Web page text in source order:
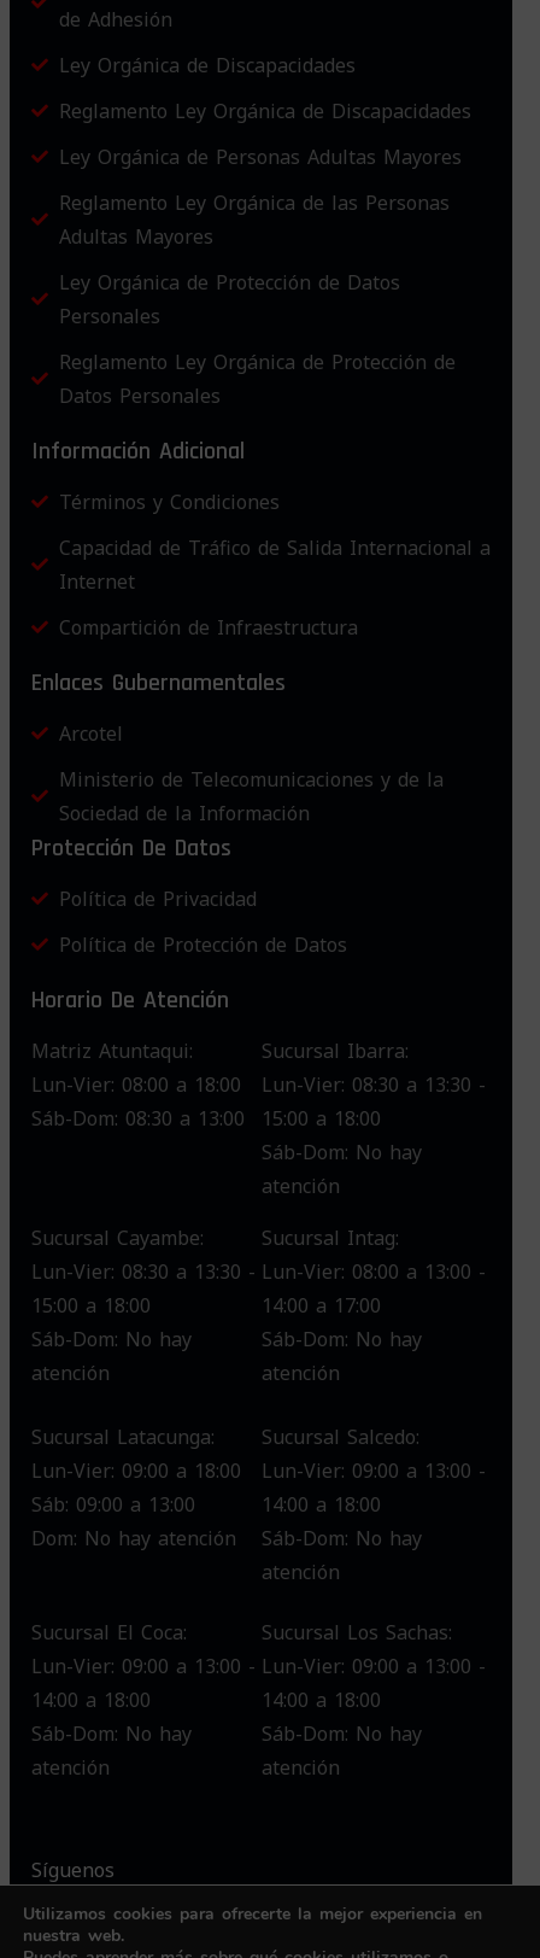
de Adhesión
Ley Orgánica de Discapacidades
Reglamento Ley Orgánica de Discapacidades
Ley Orgánica de Personas Adultas Mayores
Reglamento Ley Orgánica de las Personas
Adultas Mayores
Ley Orgánica de Protección de Datos
Personales
Reglamento Ley Orgánica de Protección de
Datos Personales
Información Adicional
Términos y Condiciones
Capacidad de Tráfico de Salida Internacional a
Internet
Compartición de Infraestructura
Enlaces Gubernamentales
Arcotel
Ministerio de Telecomunicaciones y de la
Sociedad de la Información
Protección De Datos
Política de Privacidad
Política de Protección de Datos
Horario De Atención
Matriz Atuntaqui:
Lun-Vier: 08:00 a 18:00
Sáb-Dom: 08:30 a 13:00
Sucursal Ibarra:
Lun-Vier: 08:30 a 13:30 -
15:00 a 18:00
Sáb-Dom: No hay
atención
Sucursal Cayambe:
Lun-Vier: 08:30 a 13:30 -
15:00 a 18:00
Sáb-Dom: No hay
atención
Sucursal Intag:
Lun-Vier: 08:00 a 13:00 -
14:00 a 17:00
Sáb-Dom: No hay
atención
Sucursal Latacunga:
Lun-Vier: 09:00 a 18:00
Sáb: 09:00 a 13:00
Dom: No hay atención
Sucursal Salcedo:
Lun-Vier: 09:00 a 13:00 -
14:00 a 18:00
Sáb-Dom: No hay
atención
Sucursal El Coca:
Lun-Vier: 09:00 a 13:00 -
14:00 a 18:00
Sáb-Dom: No hay
atención
Sucursal Los Sachas:
Lun-Vier: 09:00 a 13:00 -
14:00 a 18:00
Sáb-Dom: No hay
atención
Síguenos
Utilizamos cookies para ofrecerte la mejor experiencia en
nuestra web.